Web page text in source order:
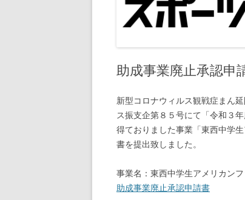
助成事業廃止承認申
新型コロナウィルス観戦症まん
ス振支企第８５号にて「令和３
得ておりました事業「東西中学
書を提出致しました。
事業名：東西中学生アメリカン
助成事業廃止承認申請書